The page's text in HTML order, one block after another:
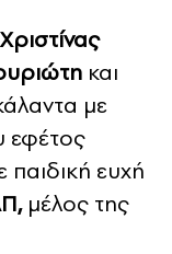
Χριστίνας
και
με
παιδική ευχή
μέλος της